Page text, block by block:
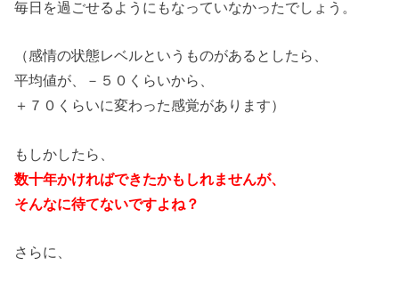
毎日を過ごせるようにもなっていなかったでしょう。
（感情の状態レベルというものがあるとしたら、
平均値が、－５０くらいから、
＋７０くらいに変わった感覚があります）
もしかしたら、
数十年かければできたかもしれませんが、
そんなに待てないですよね？
さらに、